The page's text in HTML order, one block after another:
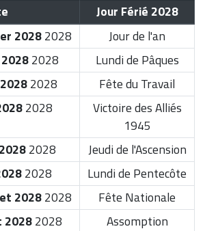
Jour Férié 2028
20282028
Jour de l'an
2028
Lundi de Pâques
2028
Fête du Travail
2028
Victoire des Alliés
1945
2028
Jeudi de l'Ascension
2028
Lundi de Pentecôte
20282028
Fête Nationale
20282028
Assomption